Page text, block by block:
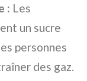
: Les
un sucre
personnes
des gaz.